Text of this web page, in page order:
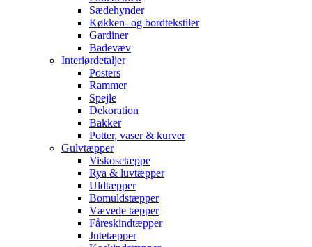
Sædehynder
Køkken- og bordtekstiler
Gardiner
Badevæv
Interiørdetaljer
Posters
Rammer
Spejle
Dekoration
Bakker
Potter, vaser & kurver
Gulvtæpper
Viskosetæppe
Rya & luvtæpper
Uldtæpper
Bomuldstæpper
Vævede tæpper
Fåreskindtæpper
Jutetæpper